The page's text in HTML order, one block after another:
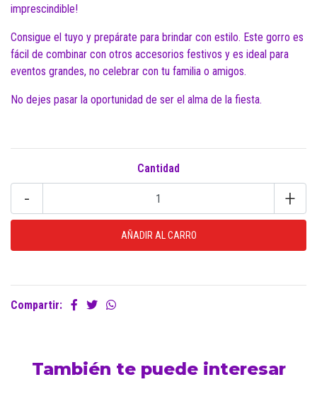
imprescindible!
Consigue el tuyo y prepárate para brindar con estilo. Este gorro es
fácil de combinar con otros accesorios festivos y es ideal para
eventos grandes, no celebrar con tu familia o amigos.
No dejes pasar la oportunidad de ser el alma de la fiesta.
Cantidad
- +
Compartir:
También te puede interesar